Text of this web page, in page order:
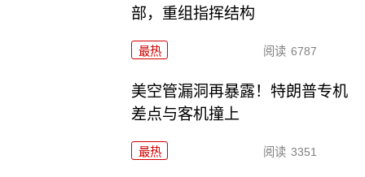
部，重组指挥结构
最热 阅读 6787
美空管漏洞再暴露！特朗普专机
差点与客机撞上
最热 阅读 3351